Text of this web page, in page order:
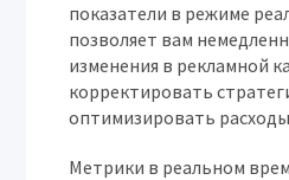
показатели в режиме
позволяет вам
изменения в рекламной
корректировать
оптимизировать
Метрики в реальном